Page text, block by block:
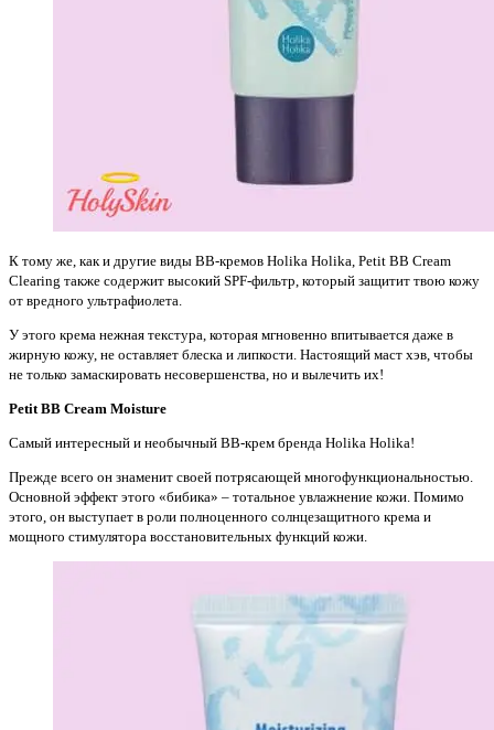
К тому же, как и другие виды ВВ-кремов Holika Holika, Petit BB Cream
Clearing также содержит высокий SPF-фильтр, который защитит твою кожу
от вредного ультрафиолета.
У этого крема нежная текстура, которая мгновенно впитывается даже в
жирную кожу, не оставляет блеска и липкости. Настоящий маст хэв, чтобы
не только замаскировать несовершенства, но и вылечить их!
Petit BB Cream Moisture
Самый интересный и необычный ВВ-крем бренда Holika Holika!
Прежде всего он знаменит своей потрясающей многофункциональностью.
Основной эффект этого «бибика» – тотальное увлажнение кожи. Помимо
этого, он выступает в роли полноценного солнцезащитного крема и
мощного стимулятора восстановительных функций кожи.